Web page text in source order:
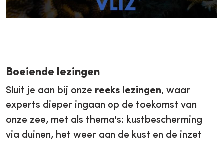
Boeiende lezingen
Sluit je aan bij onze reeks lezingen, waar
experts dieper ingaan op de toekomst van
onze zee, met als thema's: kustbescherming
via duinen, het weer aan de kust en de inzet